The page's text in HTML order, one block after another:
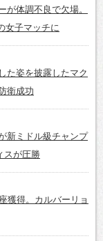
体調不良で欠場。
女子マッチに
た姿を披露したマク
衛成功
新ミドル級チャンプ
スが圧勝
獲得。カルバーリョ